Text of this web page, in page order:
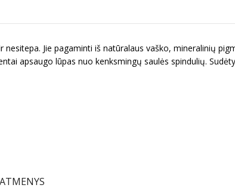
Jie pagaminti iš natūralaus vaško, mineralinių
apsaugo lūpas nuo kenksmingų saulės spindulių.